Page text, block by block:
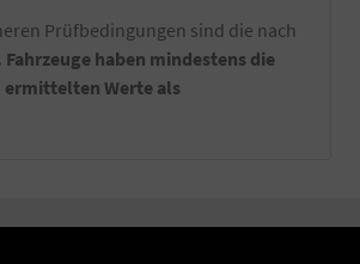
Prüfbedingungen sind die nach
haben mindestens die
ermittelten Werte als